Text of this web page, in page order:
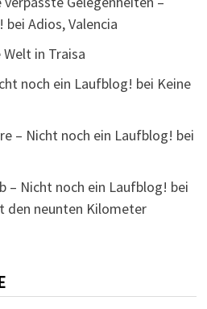
bei Adios, Valencia
Welt in Traisa
noch ein Laufblog! bei Keine
– Nicht noch ein Laufblog! bei
– Nicht noch ein Laufblog! bei
den neunten Kilometer